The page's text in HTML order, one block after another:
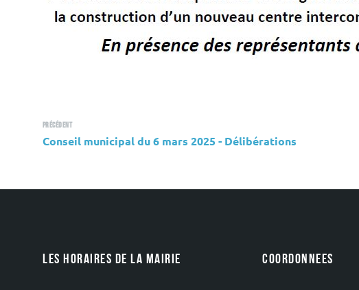
Précédent
Conseil municipal du 6 mars 2025 - Délibérations
LES HORAIRES DE LA MAIRIE COORDONNEES